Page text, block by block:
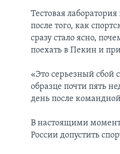
Тестовая
после того, как
сразу стало ясно,
поехать в Пекин и
«Это серьезный сбой
образце почти пять
день после
В настоящими
России допустить